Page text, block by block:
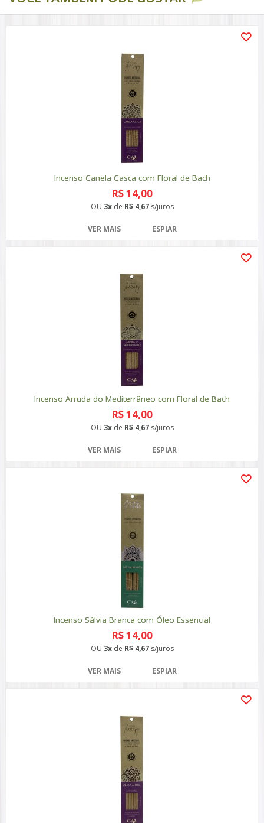
Incenso Canela Casca com Floral de Bach
R$ 14,00
OU 3xde R$ 4,67s/juros
VER MAIS ESPIAR
Incenso Arruda do Mediterrâneo com Floral de Bach
R$ 14,00
OU 3xde R$ 4,67s/juros
VER MAIS ESPIAR
Incenso Sálvia Branca com Óleo Essencial
R$ 14,00
OU 3xde R$ 4,67s/juros
VER MAIS ESPIAR